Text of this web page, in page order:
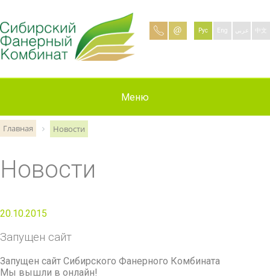
Рус Eng عربي 中文
Меню
О компании
Продукция
Информация
Новости
Контакты
Вакансии
Главная Новости
Новости
20.10.2015
Запущен сайт
Запущен сайт Сибирского Фанерного Комбината
Мы вышли в онлайн!